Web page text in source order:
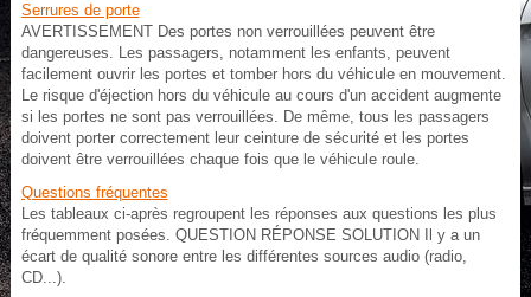
Serrures de porte
AVERTISSEMENT Des portes non verrouillées peuvent être
dangereuses. Les passagers, notamment les enfants, peuvent
facilement ouvrir les portes et tomber hors du véhicule en mouvement.
Le risque d'éjection hors du véhicule au cours d'un accident augmente
si les portes ne sont pas verrouillées. De même, tous les passagers
doivent porter correctement leur ceinture de sécurité et les portes
doivent être verrouillées chaque fois que le véhicule roule.
Questions fréquentes
Les tableaux ci-après regroupent les réponses aux questions les plus
fréquemment posées. QUESTION RÉPONSE SOLUTION Il y a un
écart de qualité sonore entre les différentes sources audio (radio,
CD...).